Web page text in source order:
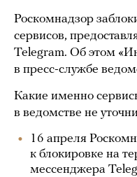
Роскомнадзор
сервисов,
Telegram. Об этом
в пресс-службе
Какие именно
в ведомстве не
16 апреля
к блокировке на
мессенджера